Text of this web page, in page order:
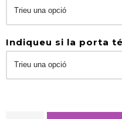
Indiqueu si la porta